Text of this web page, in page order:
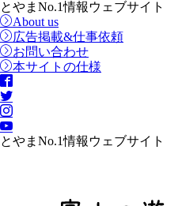
とやまNo.1情報ウェブサイト
About us
広告掲載&仕事依頼
お問い合わせ
本サイトの仕様
とやまNo.1情報ウェブサイト